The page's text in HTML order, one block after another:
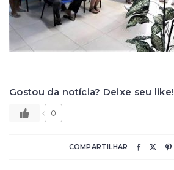
Gostou da notícia? Deixe seu like!
0
COMPARTILHAR